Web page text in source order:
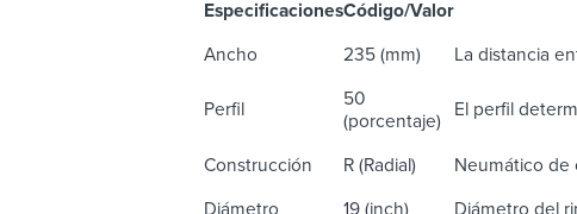
EspecificacionesCódigo/Valor
Ancho 235 (mm) La distancia
Perfil
50
(porcentaje)
El perfil
Construcción R (Radial) Neumático de
Diámetro 19 (inch) Diámetro del